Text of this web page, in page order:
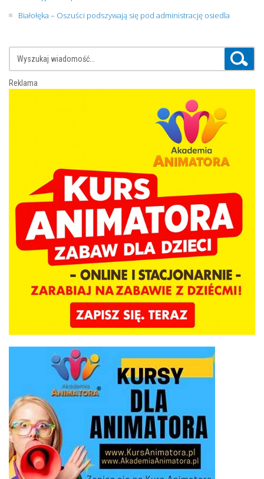
Białołęka – Oszuści podszywają się pod administrację osiedla
Reklama